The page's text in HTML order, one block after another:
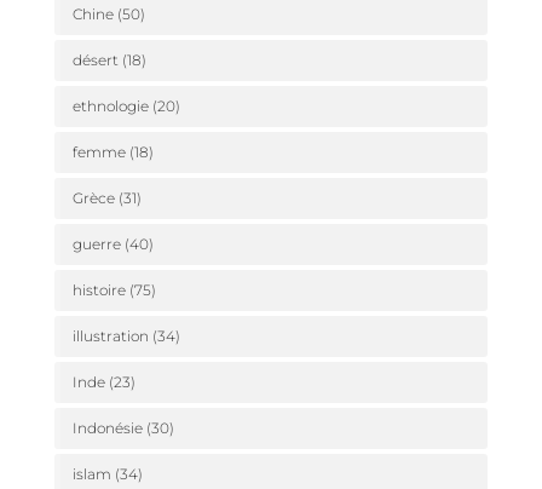
Chine(50)
désert(18)
ethnologie(20)
femme(18)
Grèce(31)
guerre(40)
histoire(75)
illustration (34)
Inde(23)
Indonésie(30)
islam (34)